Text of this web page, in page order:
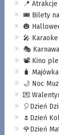
📍 Atrakcje
🎟️ Bilety na
🎃
🎤
🎭
📽️ Kino
🧳
🌙 Noc
💌
🎈Dzień
🌷Dzień
🌹Dzień